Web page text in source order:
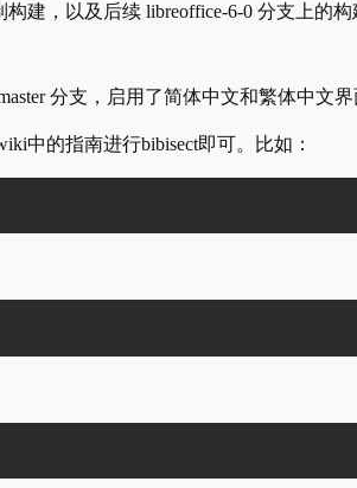
构建，以及后续 libreoffice-6-0 分支上的构
分支，启用了简体中文和繁体中文界
中的指南进行bibisect即可。比如：